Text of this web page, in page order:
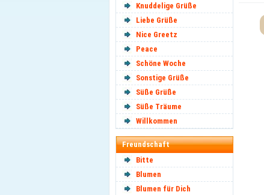
Knuddelige Grüße
Liebe Grüße
Nice Greetz
Peace
Schöne Woche
Sonstige Grüße
Süße Grüße
Süße Träume
Willkommen
Freundschaft
Bitte
Blumen
Blumen für Dich